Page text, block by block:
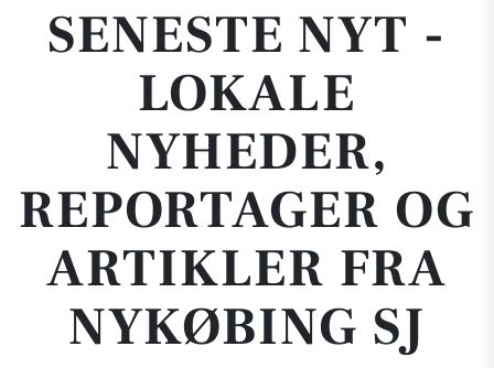
SENESTE NYT -
LOKALE
NYHEDER,
REPORTAGER OG
ARTIKLER FRA
NYKØBING SJ